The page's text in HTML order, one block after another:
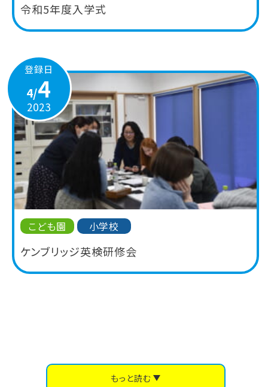
令和5年度入学式
登録日
4/4
2023
こども園 小学校
ケンブリッジ英検研修会
もっと読む